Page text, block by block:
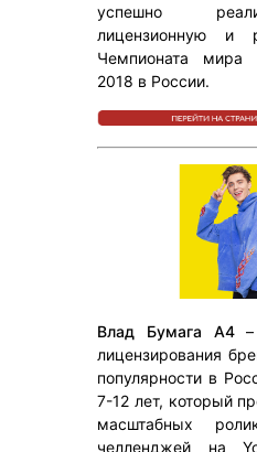
успешно
лицензионную и
Чемпионата мира
2018 в России.
Влад Бумага А4–
лицензирования
популярности в
7-12 лет, который
масштабных
челленджей на